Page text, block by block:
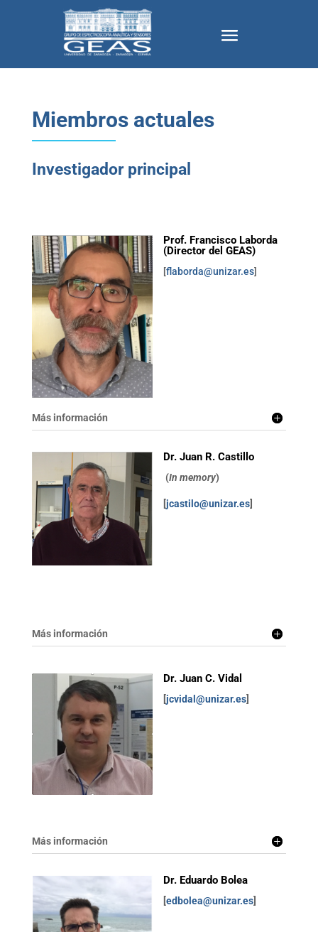
Miembros actuales
Investigador principal
Prof. Francisco Laborda
(Director del GEAS)
[flaborda@unizar.es]
Más información
Dr. Juan R. Castillo
(In memory)
[jcastilo@unizar.es]
Más información
Dr. Juan C. Vidal
[jcvidal@unizar.es]
Más información
Dr. Eduardo Bolea
[edbolea@unizar.es]